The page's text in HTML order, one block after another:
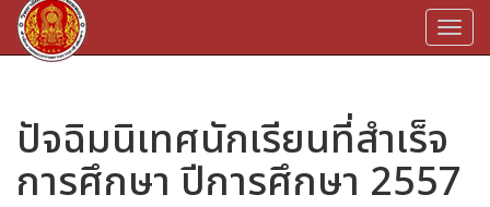
ปัจฉิมนิเทศนักเรียนที่สำเร็จ
การศึกษา ปีการศึกษา 2557